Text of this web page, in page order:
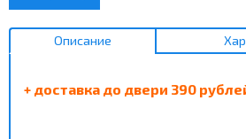
Описание
+ доставка до двери 390